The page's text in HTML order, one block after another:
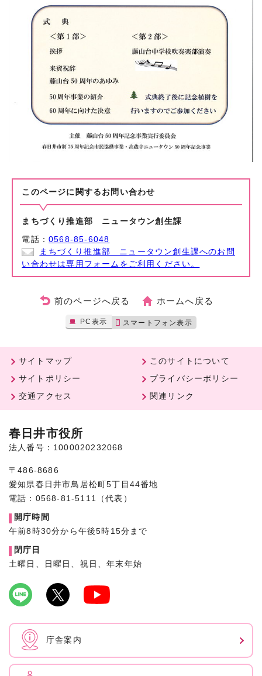
このページに関する お問い合わせ
まちづくり推進部 ニュータウン創生課
電話：0568-85-6048
まちづくり推進部 ニュータウン創生課へのお問
い合わせは専用フォームをご利用ください。
前のページへ戻る ホームへ戻る
PC表示 スマートフォン表示
サイトマップ
このサイトについて
サイトポリシー
プライバシーポリシー
交通アクセス
関連リンク
春日井市役所
法人番号：1000020232068
〒486-8686
愛知県春日井市鳥居松町5丁目44番地
電話：0568-81-5111（代表）
開庁時間
午前8時30分から午後5時15分まで
閉庁日
土曜日、日曜日、祝日、年末年始
庁舎案内